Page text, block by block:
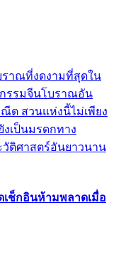
าณที่งดงามที่สุดใน
กรรมจีนโบราณอัน
ต สวนแห่งนี้ไม่เพียง
เป็นมรดกทาง
ติศาสตร์อันยาวนาน
เช็กอินห้ามพลาดเมื่อ